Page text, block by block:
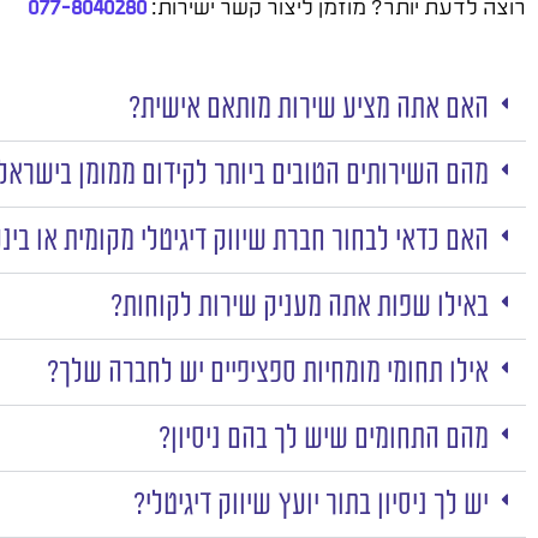
האם אתה מציע שירות מותאם אישית?
מהם השירותים הטובים ביותר לקידום ממומן
האם כדאי לבחור חברת שיווק דיגיטלי מקומית או
באילו שפות אתה מעניק שירות לקוחות?
אילו תחומי מומחיות ספציפיים יש לחברה שלך?
מהם התחומים שיש לך בהם ניסיון?
יש לך ניסיון בתור יועץ שיווק דיגיטלי?